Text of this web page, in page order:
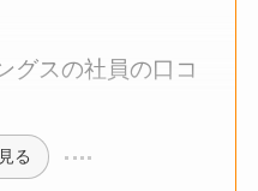
グスの社員の口コ
る